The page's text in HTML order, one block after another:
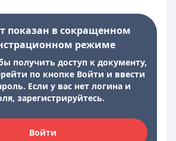
показан в сокращенном
режиме
получить доступ к документу,
по кнопке Войти и ввести
Если у вас нет логина и
зарегистрируйтесь.
Войти